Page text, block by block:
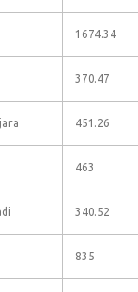
1674.34
370.47
451.26
463
340.52
835